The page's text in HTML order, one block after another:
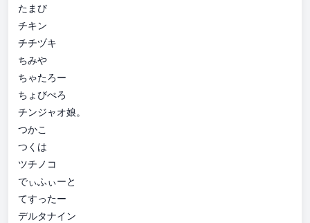
たまび
チキン
チチヅキ
ちみや
ちゃたろー
ちょびぺろ
チンジャオ娘。
つかこ
つくは
ツチノコ
でぃふぃーと
てすったー
デルタナイン